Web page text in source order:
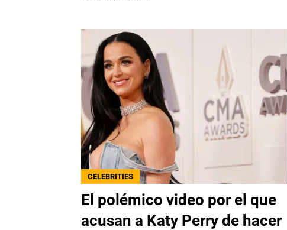
CELEBRITIES
El polémico video por el que
acusan a Katy Perry de hacer